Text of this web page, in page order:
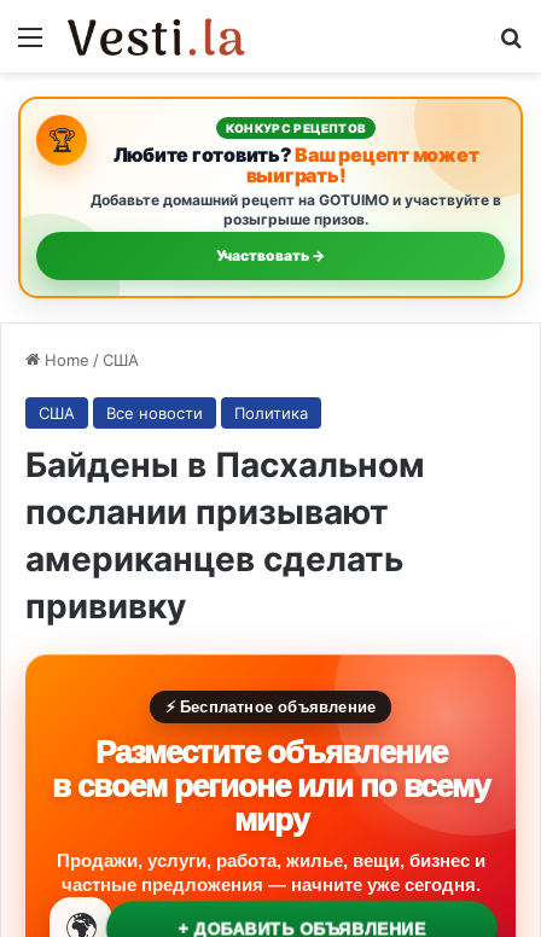
Menu
🏆 КОНКУРС РЕЦЕПТОВ
Любите готовить?Ваш рецепт может
выиграть!
Добавьте домашний рецепт на GOTUIMO и участвуйте в
розыгрыше призов.
Участвовать →
Home /США
США Все новости Политика
Байдены в Пасхальном
послании призывают
американцев сделать
прививку
⚡ Бесплатное объявление
Разместите объявление
в своем регионе или по всему
миру
Продажи, услуги, работа, жилье, вещи, бизнес и
частные предложения — начните уже сегодня.
🌍 + ДОБАВИТЬ ОБЪЯВЛЕНИЕ